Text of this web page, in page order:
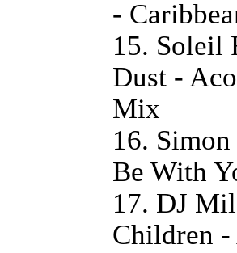
-
15. Soleil
Dust -
Mix
16.
Be With
17. DJ
Children